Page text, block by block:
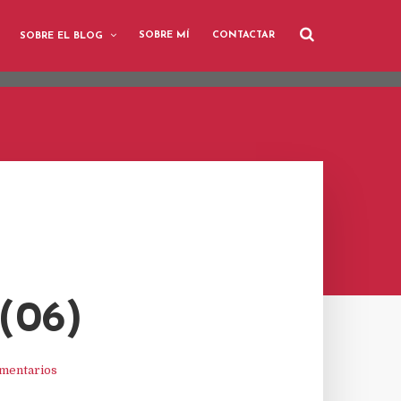
SOBRE EL BLOG SOBRE MÍ CONTACTAR
agent
usage